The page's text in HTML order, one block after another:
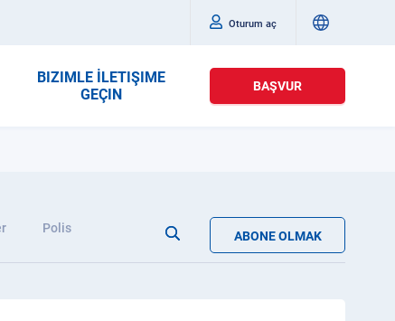
Oturum aç
BIZIMLE İLETIŞIME
GEÇIN
BAŞVUR
Polis
ABONE OLMAK